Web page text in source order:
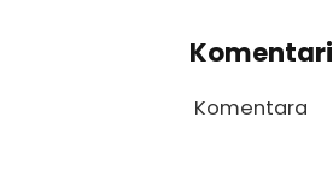
Komentari
Komentara